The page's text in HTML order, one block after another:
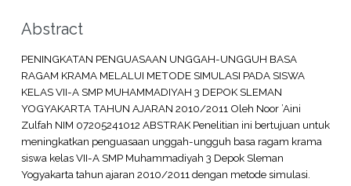
Abstract
PENINGKATAN PENGUASAAN UNGGAH-UNGGUH BASA
RAGAM KRAMA MELALUI METODE SIMULASI PADA SISWA
KELAS VII-A SMP MUHAMMADIYAH 3 DEPOK SLEMAN
YOGYAKARTA TAHUN AJARAN 2010/2011 Oleh Noor ’Aini
Zulfah NIM 07205241012 ABSTRAK Penelitian ini bertujuan untuk
meningkatkan penguasaan unggah-ungguh basa ragam krama
siswa kelas VII-A SMP Muhammadiyah 3 Depok Sleman
Yogyakarta tahun ajaran 2010/2011 dengan metode simulasi.